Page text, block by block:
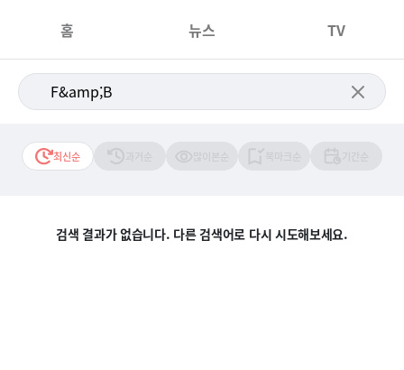
홈 뉴스 TV
최신순
검색 결과가 없습니다. 다른 검색어로 다시 시도해보세요.